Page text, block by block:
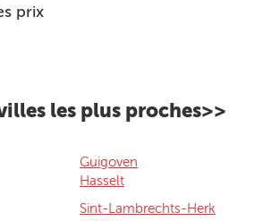
prix
les plus proches>>
Guigoven
Hasselt
Sint-Lambrechts-Herk